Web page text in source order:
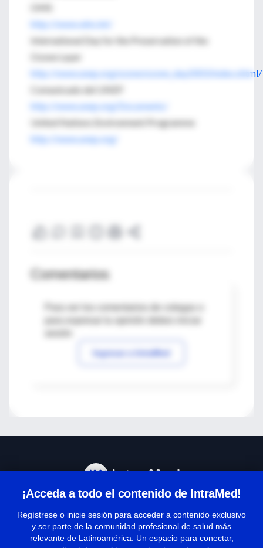
OMS
http://www.who.int/
International Day for the Preservation of the
Ozone Layer
http://www.unep.org/ozone/ozone_day2003/index.shtml/
Comunicado del UNEP
http://www.unep.org/Documents/
United Nations Environment Programme
http://www.unep.org/
Comentarios
Para ver los comentarios de colegas o
Ingresar a IntraMed
¡Acceda a todo el contenido de IntraMed!
Regístrese o inicie sesión para acceder a contenido exclusivo
y ser parte de la comunidad profesional de salud más
relevante de Latinoamérica. Un espacio para conectar,
Términos y condiciones